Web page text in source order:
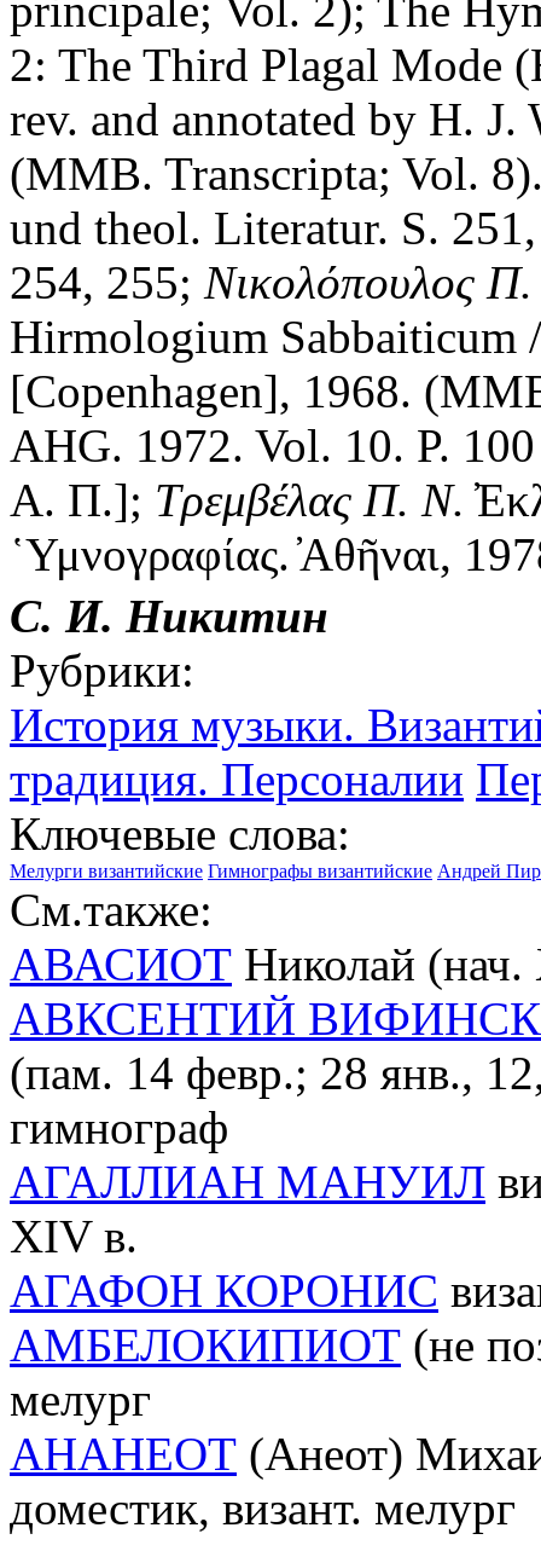
2: The Third Plagal Mode
rev. and annotated by H.
(MMB. Transcripta; Vol.
und theol. Literatur. S.
254, 255; Νικολόπουλος Π.
Hirmologium Sabbaiticum
[Copenhagen], 1968.
AHG. 1972. Vol. 10. P.
А. П.]; Τρεμβέλας Π. Ν.
῾Υμνογραφίας. ̓Αθῆναι,
С. И. Никитин
Рубрики:
История музыки.
традиция. Персоналии
Ключевые слова:
Мелурги византийские Гимнографы византийские Андрей Пир
См.также:
АВАСИОТ Николай (нач.
АВКСЕНТИЙ
(пам. 14 февр.; 28 янв.,
гимнограф
АГАЛЛИАН МАНУИЛ
XIV в.
АГАФОН КОРОНИС
АМБЕЛОКИПИОТ (не
мелург
АНАНЕОТ (Анеот)
доместик, визант. мелург